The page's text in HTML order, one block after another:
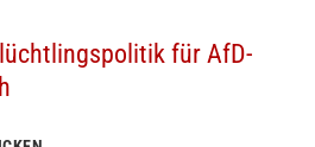
für AfD-